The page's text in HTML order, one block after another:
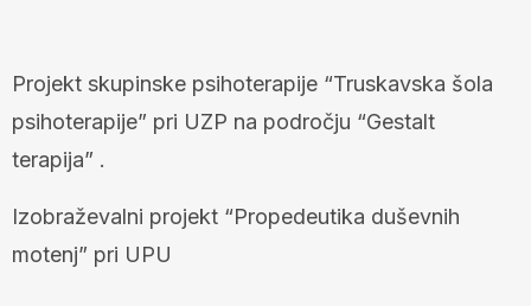
Projekt skupinske psihoterapije “Truskavska šola
psihoterapije” pri UZP na področju “Gestalt
terapija” .
Izobraževalni projekt “Propedeutika duševnih
motenj” pri UPU